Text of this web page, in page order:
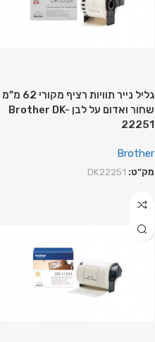
גליל נייר תוויות רציף מקורי 62 מ"מ
שחור ואדום על לבן Brother DK-
22251
Brother
מק"ט: DK22251